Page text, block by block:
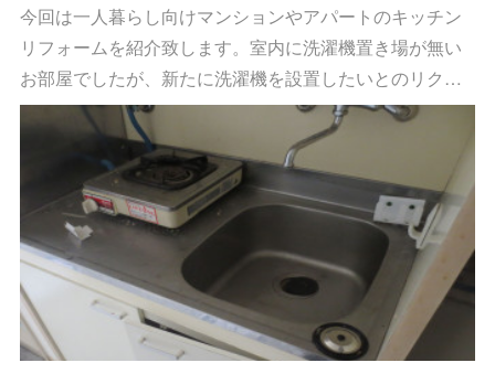
今回は一人暮らし向けマンションやアパートのキッチン
リフォームを紹介致します。室内に洗濯機置き場が無い
お部屋でしたが、新たに洗濯機を設置したいとのリク…